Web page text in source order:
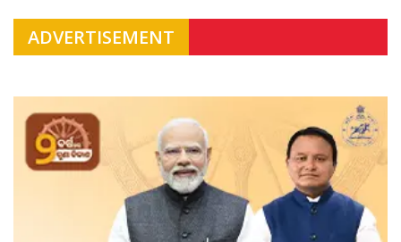
ADVERTISEMENT